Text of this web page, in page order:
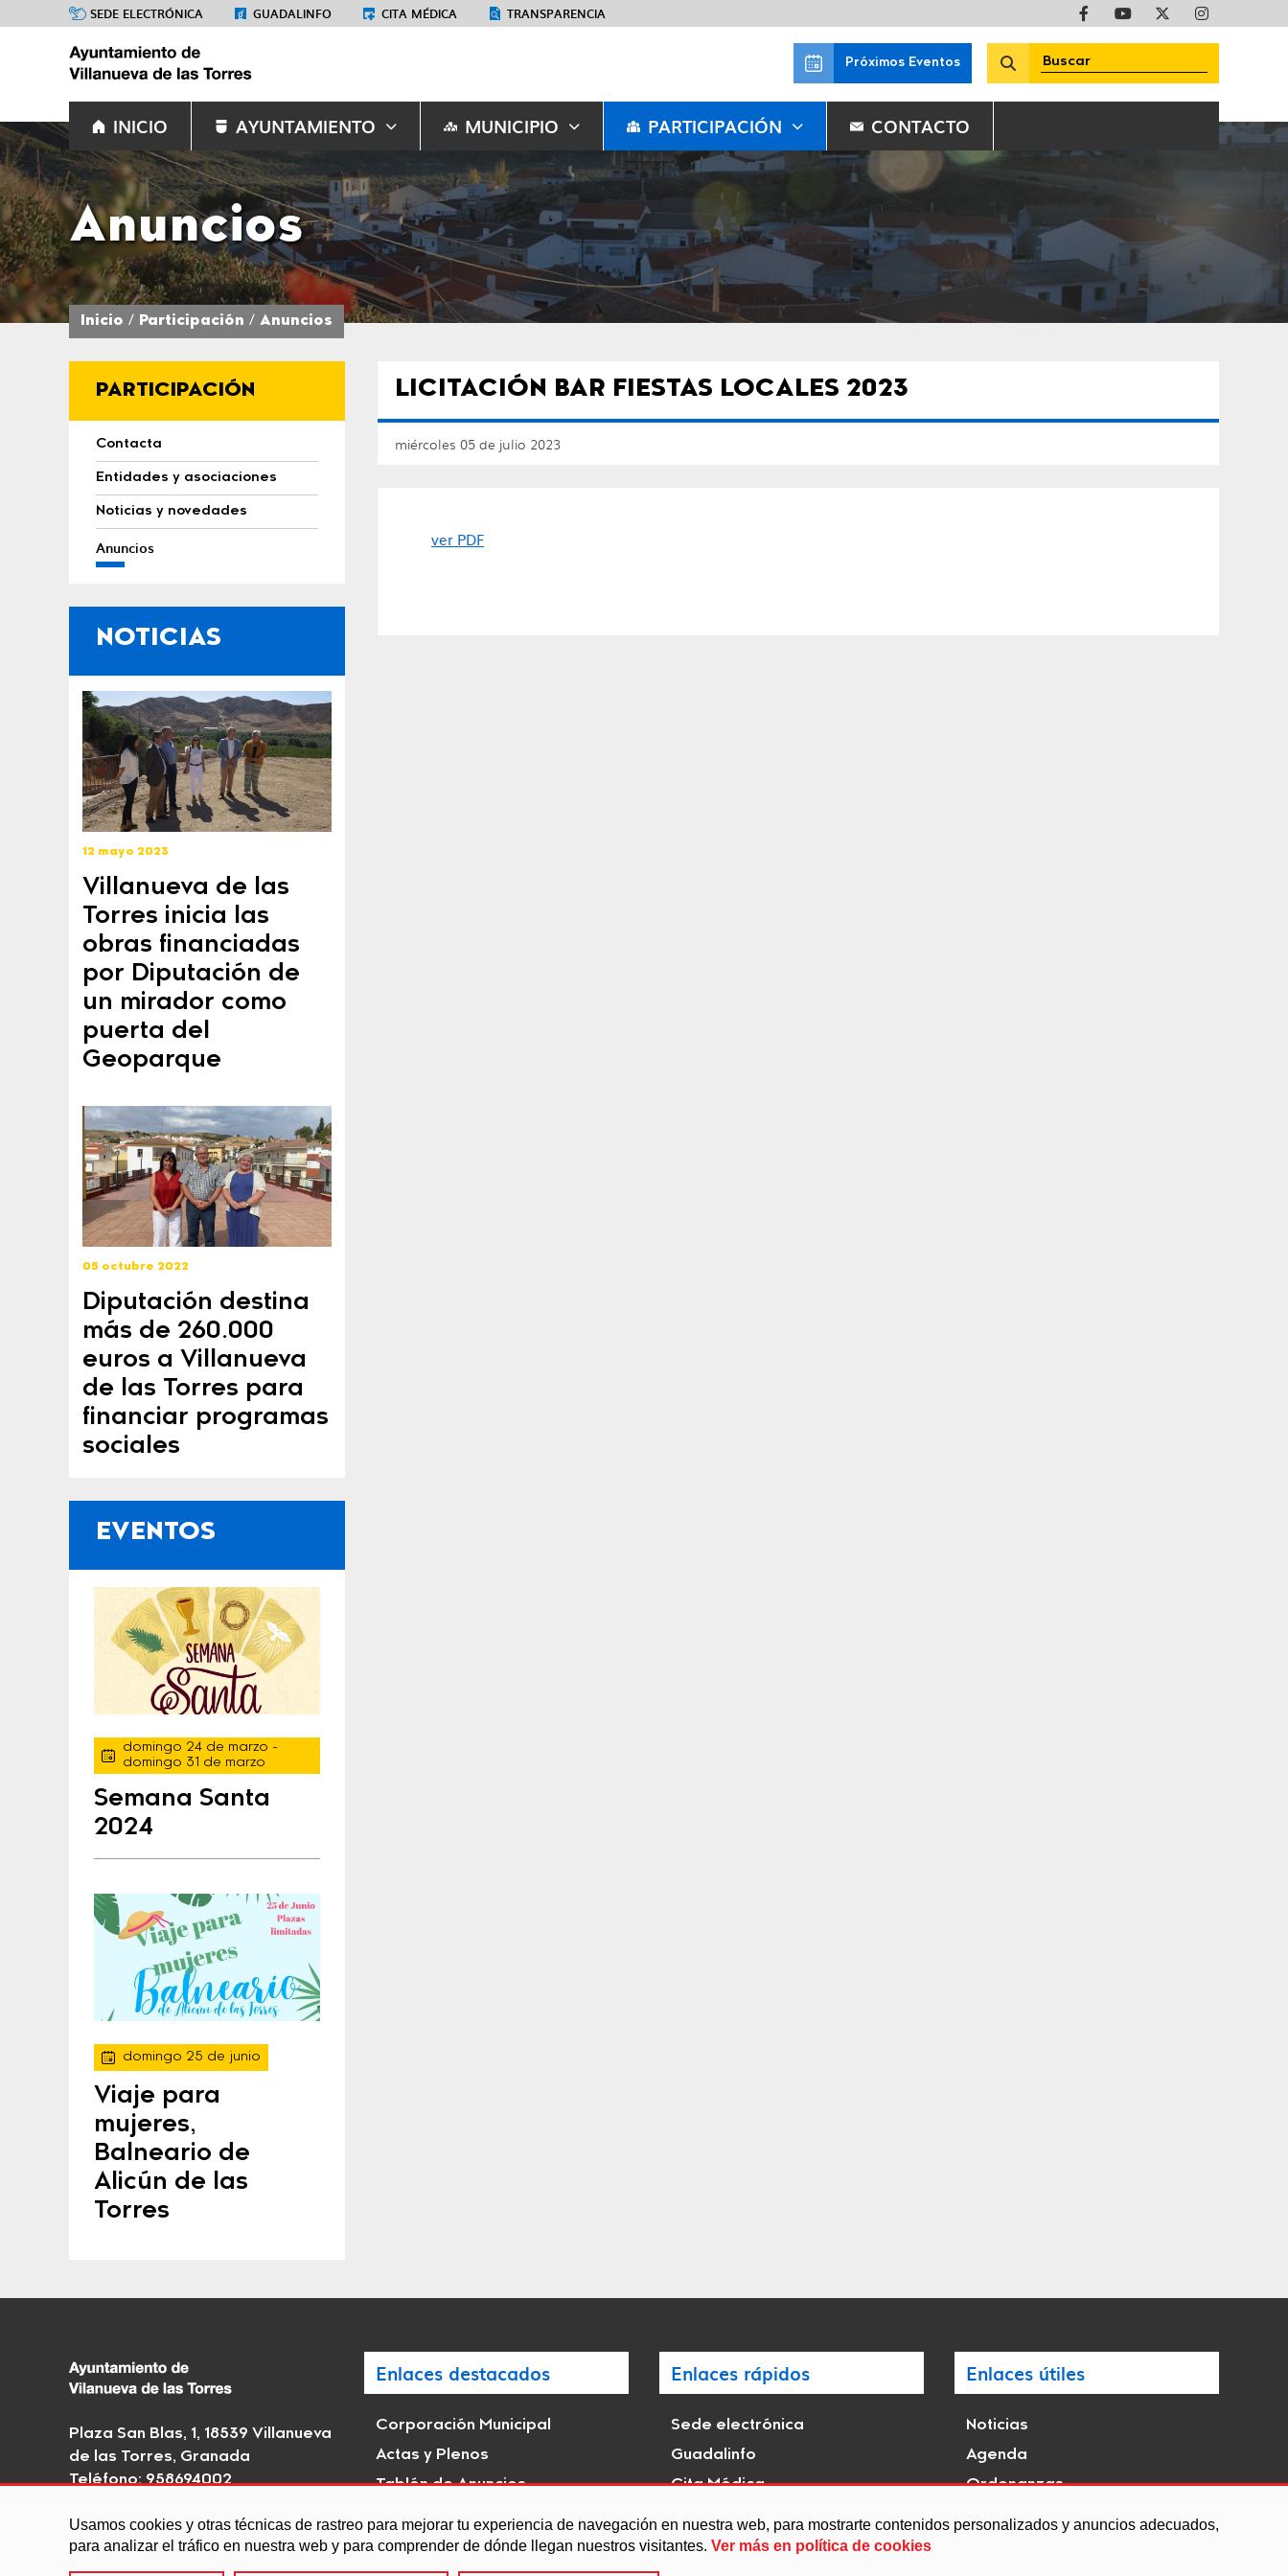
Usamos cookies y otras técnicas de rastreo para mejorar tu experiencia de navegación en nuestra web, para mostrarte contenidos personalizados y anuncios adecuados,
para analizar el tráfico en nuestra web y para comprender de dónde llegan nuestros visitantes. Ver más en política de cookies
SEDE ELECTRÓNICA GUADALINFO CITA MÉDICA TRANSPARENCIA
Próximos Eventos
INICIO AYUNTAMIENTO MUNICIPIO PARTICIPACIÓN CONTACTO
Anuncios
Inicio Participación Anuncios
PARTICIPACIÓN
Contacta
Entidades y asociaciones
Noticias y novedades
Anuncios
NOTICIAS
12 mayo 2023
Villanueva de las
Torres inicia las
obras financiadas
por Diputación de
un mirador como
puerta del
Geoparque
05 octubre 2022
Diputación destina
más de 260.000
euros a Villanueva
de las Torres para
financiar programas
sociales
EVENTOS
domingo 24 de marzo -
domingo 31 de marzo
Semana Santa
2024
domingo 25 de junio
Viaje para
mujeres,
Balneario de
Alicún de las
Torres
LICITACIÓN BAR FIESTAS LOCALES 2023
miércoles 05 de julio 2023
ver PDF
Plaza San Blas, 1, 18539 Villanueva
de las Torres, Granada
Teléfono: 958694002
Enlaces destacados
Corporación Municipal
Actas y Plenos
Tablón de Anuncios
interés
Enlaces rápidos
Sede electrónica
Guadalinfo
Cita Médica
Enlaces útiles
Noticias
Agenda
Ordenanzas